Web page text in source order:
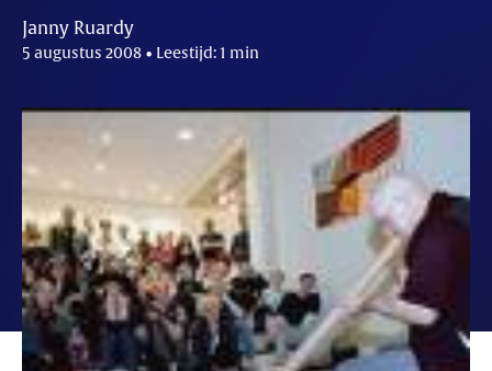
Janny Ruardy
5 augustus 2008 • Leestijd: 1 min